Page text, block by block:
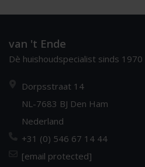
van 't Ende
Dè huishoudspecialist sinds 1970
Dorpsstraat 14
NL-7683 BJ Den Ham
Nederland
+31 (0) 546 67 14 44
[email protected]